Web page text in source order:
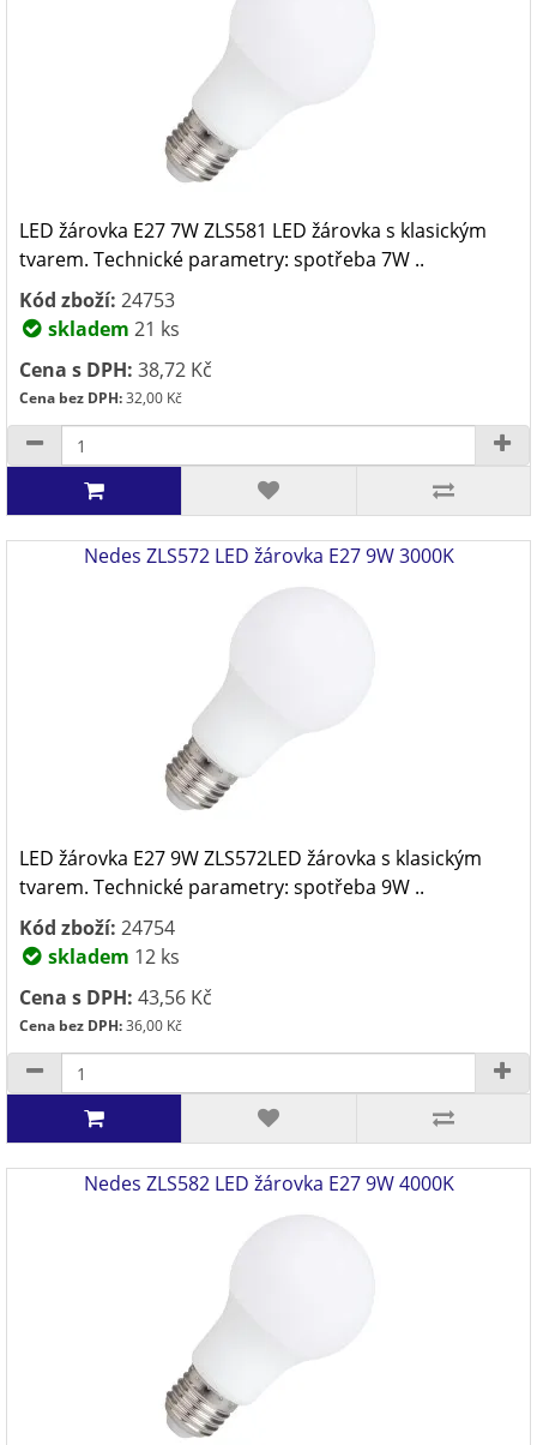
LED žárovka E27 7W ZLS581 LED žárovka s klasickým
tvarem. Technické parametry: spotřeba 7W ..
Kód zboží: 24753
skladem 21 ks
Cena s DPH: 38,72 Kč
Cena bez DPH:32,00 Kč
Nedes ZLS572 LED žárovka E27 9W 3000K
LED žárovka E27 9W ZLS572LED žárovka s klasickým
tvarem. Technické parametry: spotřeba 9W ..
Kód zboží: 24754
skladem 12 ks
Cena s DPH: 43,56 Kč
Cena bez DPH:36,00 Kč
Nedes ZLS582 LED žárovka E27 9W 4000K